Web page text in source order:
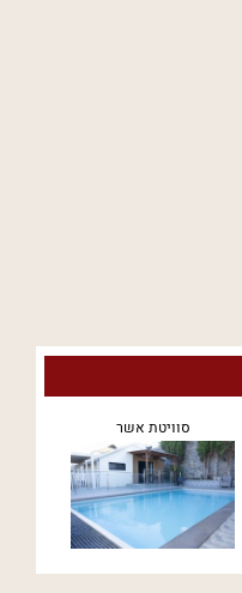
סוויטת אשר